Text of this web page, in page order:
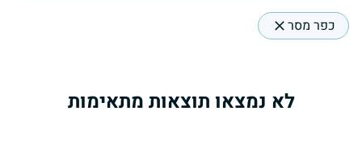
כפר מסר
לא נמצאו תוצאות מתאימות